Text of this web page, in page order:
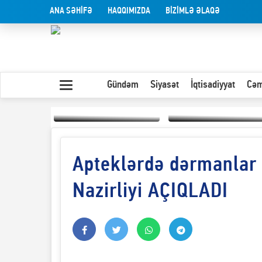
ANA SƏHİFƏ HAQQIMIZDA BİZİMLƏ ƏLAQƏ
Gündəm Siyasət İqtisadiyyat
Yaxın Şərqdəki
müharibənin qısa
təhlili
Olduğu kimi görünən
insan
Apteklərdə dərmanlar
Nazirliyi AÇIQLADI